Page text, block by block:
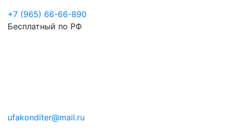
+7 (965) 66-66-890
Бесплатный по РФ
ufakonditer@mail.ru